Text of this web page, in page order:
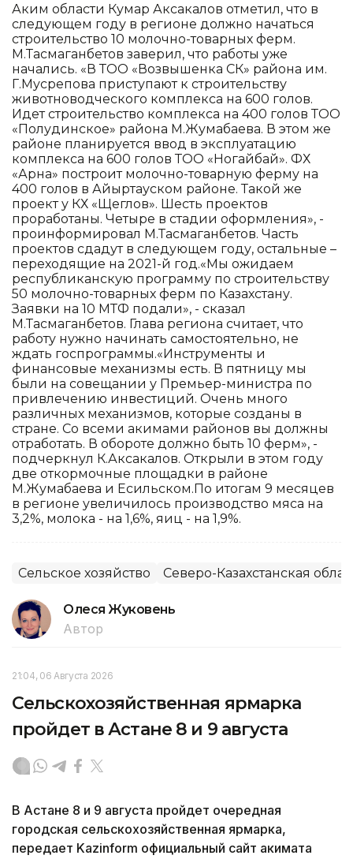
Аким области Кумар Аксакалов отметил, что в
следующем году в регионе должно начаться
строительство 10 молочно-товарных ферм.
М.Тасмаганбетов заверил, что работы уже
начались. «В ТОО «Возвышенка СК» района им.
Г.Мусрепова приступают к строительству
животноводческого комплекса на 600 голов.
Идет строительство комплекса на 400 голов ТОО
«Полудинское» района М.Жумабаева. В этом же
районе планируется ввод в эксплуатацию
комплекса на 600 голов ТОО «Ногайбай». ФХ
«Арна» построит молочно-товарную ферму на
400 голов в Айыртауском районе. Такой же
проект у КХ «Щеглов». Шесть проектов
проработаны. Четыре в стадии оформления», -
проинформировал М.Тасмаганбетов. Часть
проектов сдадут в следующем году, остальные –
переходящие на 2021-й год.«Мы ожидаем
республиканскую программу по строительству
50 молочно-товарных ферм по Казахстану.
Заявки на 10 МТФ подали», - сказал
М.Тасмаганбетов. Глава региона считает, что
работу нужно начинать самостоятельно, не
ждать госпрограммы.«Инструменты и
финансовые механизмы есть. В пятницу мы
были на совещании у Премьер-министра по
привлечению инвестиций. Очень много
различных механизмов, которые созданы в
стране. Со всеми акимами районов вы должны
отработать. В обороте должно быть 10 ферм», -
подчеркнул К.Аксакалов. Открыли в этом году
две откормочные площадки в районе
М.Жумабаева и Есильском.По итогам 9 месяцев
в регионе увеличилось производство мяса на
3,2%, молока - на 1,6%, яиц - на 1,9%.
Сельское хозяйство Северо-Казахстанская
Олеся Жуковень
Автор
21:04, 06 Августа 2026
Сельскохозяйственная ярмарка
пройдет в Астане 8 и 9 августа
В Астане 8 и 9 августа пройдет очередная
городская сельскохозяйственная ярмарка,
передает Kazinform официальный сайт акимата